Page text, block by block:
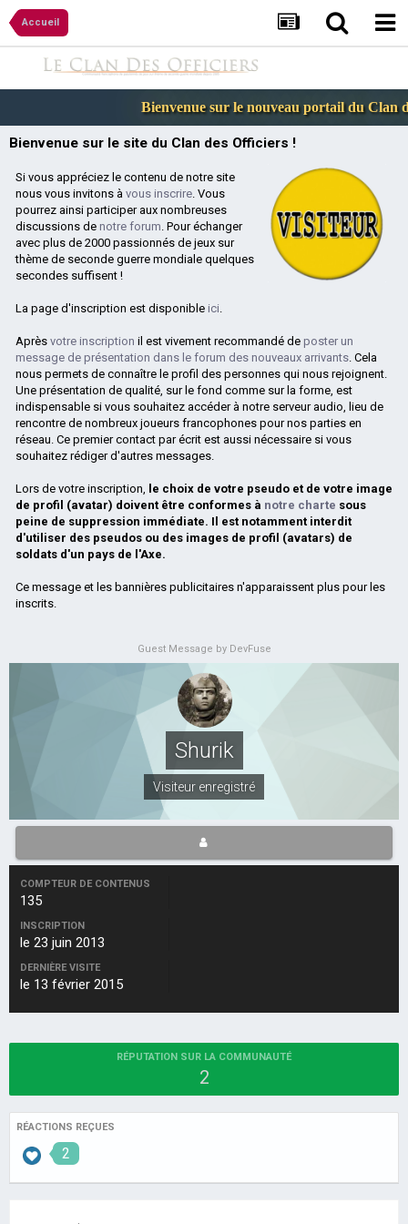
Accueil
Bienvenue sur le nouveau portail du Clan
Bienvenue sur le site du Clan des Officiers !
Si vous appréciez le contenu de notre site
nous vous invitons à vous inscrire. Vous
pourrez ainsi participer aux nombreuses
discussions de notre forum. Pour échanger
avec plus de 2000 passionnés de jeux sur
thème de seconde guerre mondiale quelques
secondes suffisent !
La page d'inscription est disponible ici.
Après votre inscription il est vivement recommandé de poster un
message de présentation dans le forum des nouveaux arrivants. Cela
nous permets de connaître le profil des personnes qui nous rejoignent.
Une présentation de qualité, sur le fond comme sur la forme, est
indispensable si vous souhaitez accéder à notre serveur audio, lieu de
rencontre de nombreux joueurs francophones pour nos parties en
réseau. Ce premier contact par écrit est aussi nécessaire si vous
souhaitez rédiger d'autres messages.
Lors de votre inscription, le choix de votre pseudo et de votre image
de profil (avatar) doivent être conformes à notre charte sous
peine de suppression immédiate. Il est notamment interdit
d'utiliser des pseudos ou des images de profil (avatars) de
soldats d'un pays de l'Axe.
Ce message et les bannières publicitaires n'apparaissent plus pour les
inscrits.
Guest Message by DevFuse
Shurik
Visiteur enregistré
COMPTEUR DE CONTENUS
135
INSCRIPTION
le 23 juin 2013
DERNIÈRE VISITE
le 13 février 2015
RÉPUTATION SUR LA COMMUNAUTÉ
2
RÉACTIONS REÇUES
2